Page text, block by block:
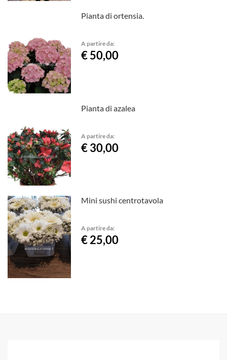
Pianta di ortensia.
A partire da:
€ 50,00
Pianta di azalea
A partire da:
€ 30,00
Mini sushi centrotavola
A partire da:
€ 25,00